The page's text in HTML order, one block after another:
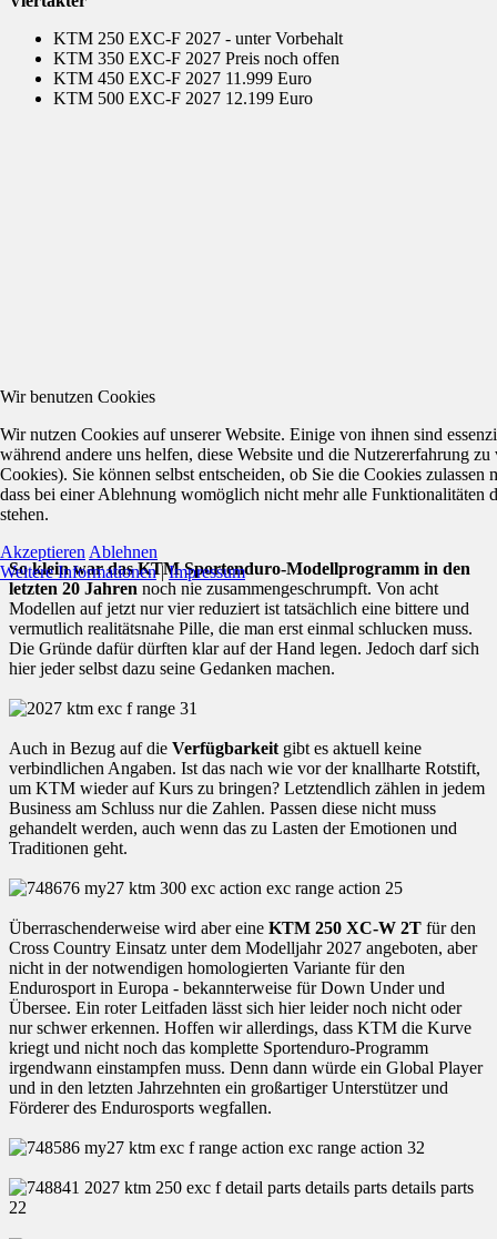
KTM 250 EXC-F 2027 - unter Vorbehalt
KTM 350 EXC-F 2027 Preis noch offen
KTM 450 EXC-F 2027 11.999 Euro
KTM 500 EXC-F 2027 12.199 Euro
So klein war das KTM Sportenduro-Modellprogramm in den
letzten 20 Jahren noch nie zusammengeschrumpft. Von acht
Modellen auf jetzt nur vier reduziert ist tatsächlich eine bittere und
vermutlich realitätsnahe Pille, die man erst einmal schlucken muss.
Die Gründe dafür dürften klar auf der Hand legen. Jedoch darf sich
hier jeder selbst dazu seine Gedanken machen.
Auch in Bezug auf die Verfügbarkeit gibt es aktuell keine
verbindlichen Angaben. Ist das nach wie vor der knallharte Rotstift,
um KTM wieder auf Kurs zu bringen? Letztendlich zählen in jedem
Business am Schluss nur die Zahlen. Passen diese nicht muss
gehandelt werden, auch wenn das zu Lasten der Emotionen und
Traditionen geht.
Überraschenderweise wird aber eine KTM 250 XC-W 2T für den
Cross Country Einsatz unter dem Modelljahr 2027 angeboten, aber
nicht in der notwendigen homologierten Variante für den
Endurosport in Europa - bekannterweise für Down Under und
Übersee. Ein roter Leitfaden lässt sich hier leider noch nicht oder
nur schwer erkennen. Hoffen wir allerdings, dass KTM die Kurve
kriegt und nicht noch das komplette Sportenduro-Programm
irgendwann einstampfen muss. Denn dann würde ein Global Player
und in den letzten Jahrzehnten ein großartiger Unterstützer und
Förderer des Endurosports wegfallen.
Wir benutzen Cookies
Wir nutzen Cookies auf unserer Website. Einige von ihnen sind
während andere uns helfen, diese Website und die Nutzererfahrung zu
Cookies). Sie können selbst entscheiden, ob Sie die Cookies zulassen
dass bei einer Ablehnung womöglich nicht mehr alle Funktionalitäten
stehen.
Akzeptieren Ablehnen
Weitere Informationen|Impressum